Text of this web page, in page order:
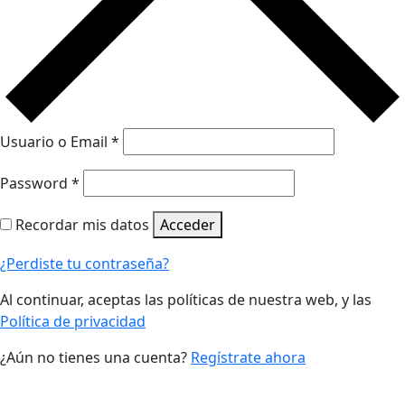
Usuario o Email *
Password *
Recordar mis datos Acceder
¿Perdiste tu contraseña?
Al continuar, aceptas las políticas de nuestra web, y las
Política de privacidad
¿Aún no tienes una cuenta? Regístrate ahora